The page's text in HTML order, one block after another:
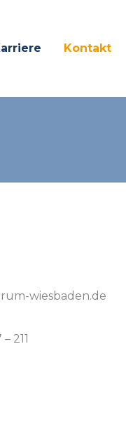
Kontakt
wiesbaden.de
211